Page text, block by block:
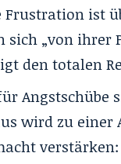
Frustration ist
„von ihrer
den totalen
Angstschübe
wird zu einer